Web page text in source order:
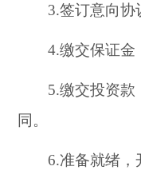
3.签订意向协议
4.缴交保证金
5.缴交投资款
同。
6.准备就绪，